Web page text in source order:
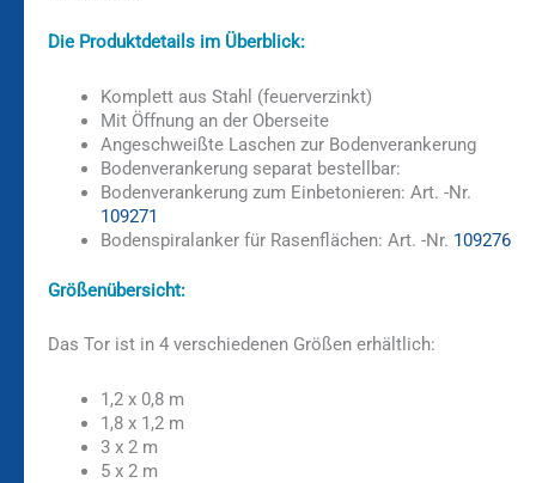
Die Produktdetails im Überblick:
Komplett aus Stahl (feuerverzinkt)
Mit Öffnung an der Oberseite
Angeschweißte Laschen zur Bodenverankerung
Bodenverankerung separat bestellbar:
Bodenverankerung zum Einbetonieren: Art. -Nr.
109271
Bodenspiralanker für Rasenflächen: Art. -Nr. 109276
Größenübersicht:
Das Tor ist in 4 verschiedenen Größen erhältlich:
1,2 x 0,8 m
1,8 x 1,2 m
3 x 2 m
5 x 2 m